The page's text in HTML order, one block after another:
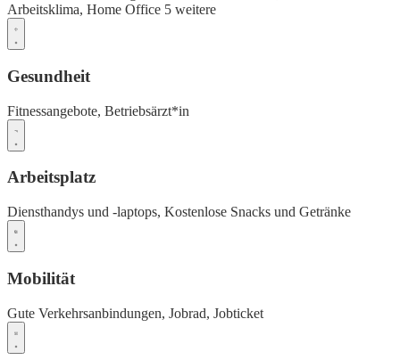
Arbeitsklima, Home Office 5 weitere
Gesundheit
Fitnessangebote, Betriebsärzt*in
Arbeitsplatz
Diensthandys und -laptops, Kostenlose Snacks und Getränke
Mobilität
Gute Verkehrsanbindungen, Jobrad, Jobticket